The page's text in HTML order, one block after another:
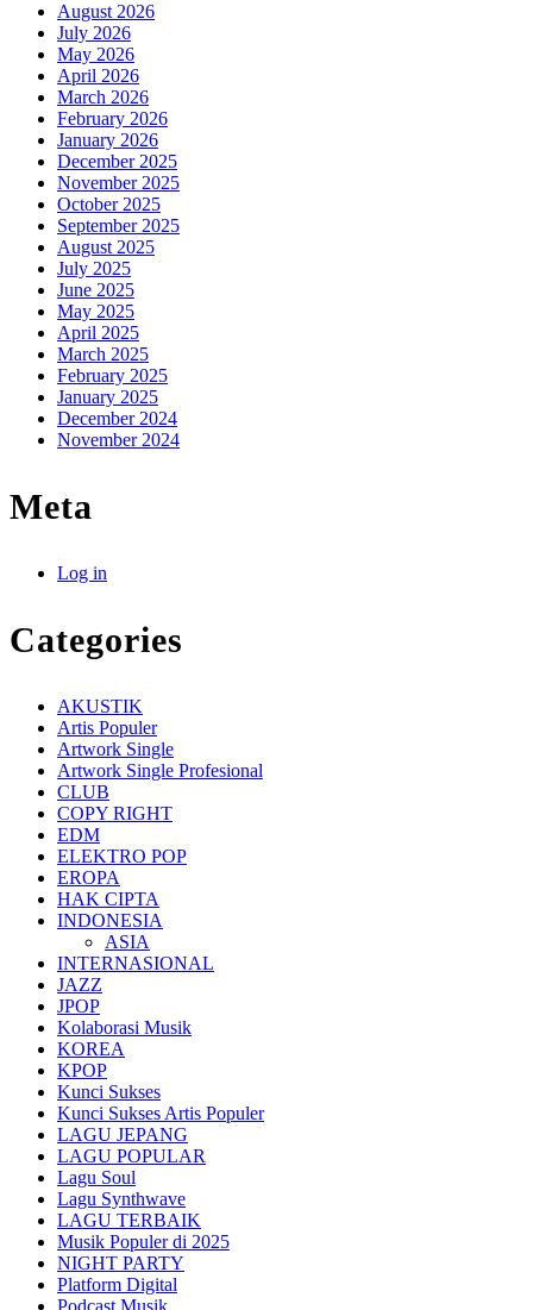
August 2026
July 2026
May 2026
April 2026
March 2026
February 2026
January 2026
December 2025
November 2025
October 2025
September 2025
August 2025
July 2025
June 2025
May 2025
April 2025
March 2025
February 2025
January 2025
December 2024
November 2024
Meta
Log in
Categories
AKUSTIK
Artis Populer
Artwork Single
Artwork Single Profesional
CLUB
COPY RIGHT
EDM
ELEKTRO POP
EROPA
HAK CIPTA
INDONESIA
ASIA
INTERNASIONAL
JAZZ
JPOP
Kolaborasi Musik
KOREA
KPOP
Kunci Sukses
Kunci Sukses Artis Populer
LAGU JEPANG
LAGU POPULAR
Lagu Soul
Lagu Synthwave
LAGU TERBAIK
Musik Populer di 2025
NIGHT PARTY
Platform Digital